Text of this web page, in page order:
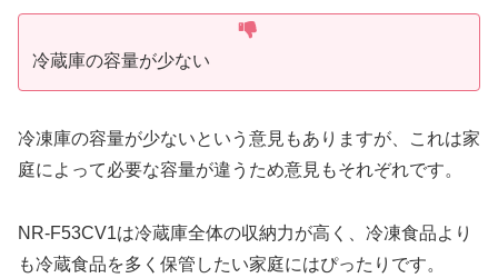
冷蔵庫の容量が少ない
冷凍庫の容量が少ないという意見もありますが、これは家
庭によって必要な容量が違うため意見もそれぞれです。
NR-F53CV1は冷蔵庫全体の収納力が高く、冷凍食品より
も冷蔵食品を多く保管したい家庭にはぴったりです。